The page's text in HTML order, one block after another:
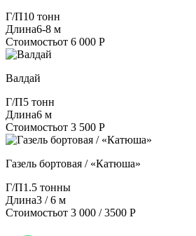
Г/П10 тонн
Длина6-8 м
Стоимостьот 6 000 Р
Валдай
Г/П5 тонн
Длина6 м
Стоимостьот 3 500 Р
Газель бортовая / «Катюша»
Г/П1.5 тонны
Длина3 / 6 м
Стоимостьот 3 000 / 3500 Р